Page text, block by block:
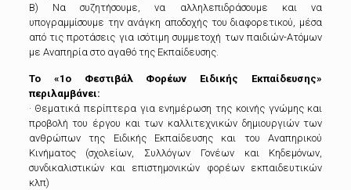
Β) Να συζητήσουμε, να αλληλεπιδράσουμε και να
υπογραμμίσουμε την ανάγκη αποδοχής του διαφορετικού, μέσα
από τις προτάσεις για ισότιμη συμμετοχή των παιδιών-Ατόμων
με Αναπηρία στο αγαθό της Εκπαίδευσης.
Το «1ο Φεστιβάλ Φορέων Ειδικής Εκπαίδευσης»
περιλαμβάνει:
· Θεματικά περίπτερα για ενημέρωση της κοινής γνώμης και
προβολή του έργου και των καλλιτεχνικών δημιουργιών των
ανθρώπων της Ειδικής Εκπαίδευσης και του Αναπηρικού
Κινήματος (σχολείων, Συλλόγων Γονέων και Κηδεμόνων,
συνδικαλιστικών και επιστημονικών φορέων εκπαιδευτικών
κλπ)